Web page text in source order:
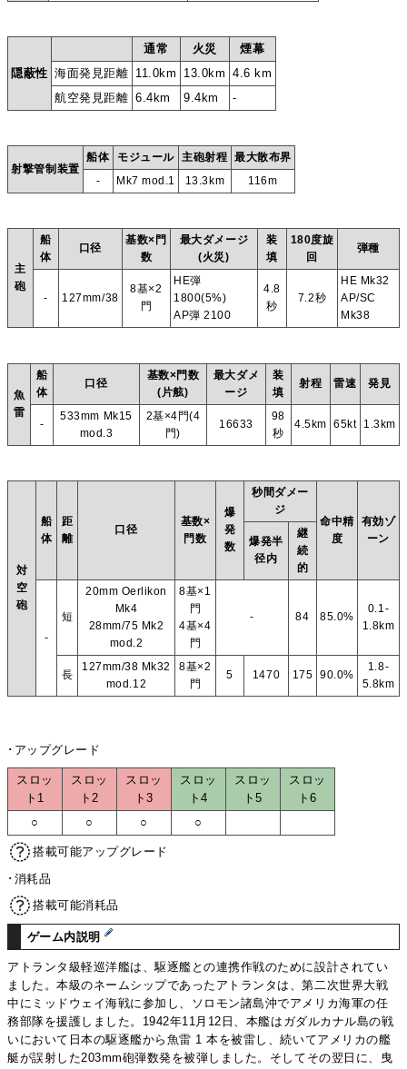
隠蔽性
通常 火災
煙幕
海面発見距離 11.0km 13.0km 4.6 km
航空発見距離 6.4km 9.4km -
射撃管制装置
船体 モジュール 主砲射程 最大散布界
-
Mk7 mod.1 13.3km 116m
主
砲
船
体
口径
基数×門
数
最大ダメージ
(火災)
装
填
180度旋
回
弾種
- 127mm/38
8基×2
門
HE弾
1800(5%)
AP弾 2100
4.8
秒
7.2秒
HE Mk32
AP/SC
Mk38
魚
雷
船
体
口径
基数×門数
(片舷)
最大ダメ
ージ
装
填
射程 雷速 発見
-
533mm Mk15
mod.3
2基×4門(4
門)
16633
98
秒
4.5km 65kt 1.3km
対
空
砲
船
体
距
離
口径
基数×
門数
爆
発
数
秒間ダメー
ジ
命中精
度
有効ゾ
ーン
爆発半
径内
継
続
的
-
短
20mm Oerlikon
Mk4
28mm/75 Mk2
mod.2
8基×1
門
4基×4
門
- 84 85.0%
0.1-
1.8km
長
127mm/38 Mk32
mod.12
8基×2
門
5 1470 175 90.0%
1.8-
5.8km
･アップグレード
スロッ
ト1
スロッ
ト2
スロッ
ト3
スロッ
ト4
スロッ
ト5
スロッ
ト6
○
○ ○ ○
搭載可能アップグレード
･消耗品
搭載可能消耗品
ゲーム内説明
アトランタ級軽巡洋艦は、駆逐艦との連携作戦のために設計されてい
ました。本級のネームシップであったアトランタは、第二次世界大戦
中にミッドウェイ海戦に参加し、ソロモン諸島沖でアメリカ海軍の任
務部隊を援護しました。1942年11月12日、本艦はガダルカナル島の戦
いにおいて日本の駆逐艦から魚雷 1 本を被雷し、続いてアメリカの艦
艇が誤射した203mm砲弾数発を被弾しました。そしてその翌日に、曳